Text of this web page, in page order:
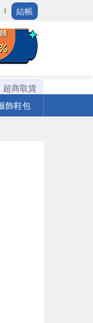
結帳
超商取貨
飾鞋包